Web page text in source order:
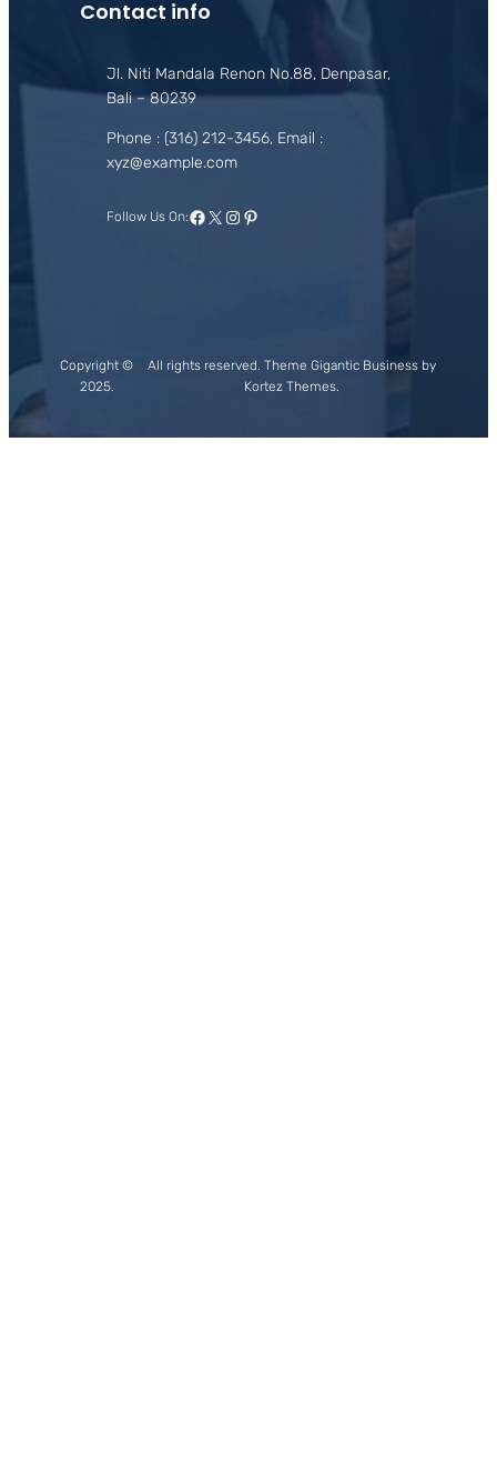
Contact info
Jl. Niti Mandala Renon No.88, Denpasar,
Bali – 80239
Phone : (316) 212-3456, Email :
xyz@example.com
Follow Us On:Facebook
X Instagram
Pinterest
Copyright ©
2025.
All rights reserved. Theme Gigantic Business by
Kortez Themes.